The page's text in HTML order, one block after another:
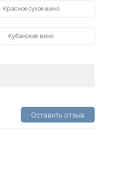
Красное сухое вино
Кубанское вино
Оставить отзыв